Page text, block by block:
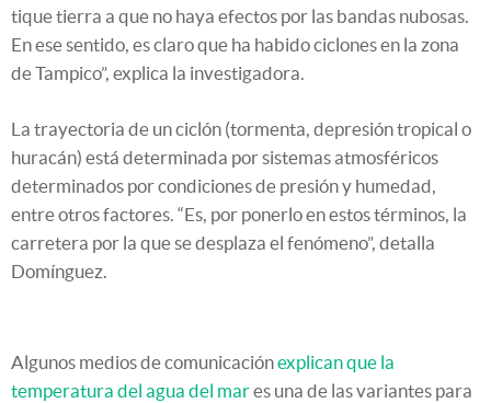
tique tierra a que no haya efectos por las bandas nubosas.
En ese sentido, es claro que ha habido ciclones en la zona
de Tampico”, explica la investigadora.
La trayectoria de un ciclón (tormenta, depresión tropical o
huracán) está determinada por sistemas atmosféricos
determinados por condiciones de presión y humedad,
entre otros factores. “Es, por ponerlo en estos términos, la
carretera por la que se desplaza el fenómeno”, detalla
Domínguez.
Algunos medios de comunicaciónexplican que la
temperatura del agua del mares una de las variantes para